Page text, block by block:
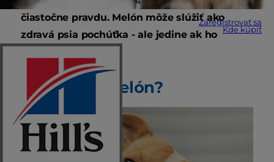
Zaregistrovať sa
Kde kúpiť
čiastočne pravdu. Melón môže slúžiť ako
zdravá psia pochúťka - ale jedine ak ho
Môžu psy melón?